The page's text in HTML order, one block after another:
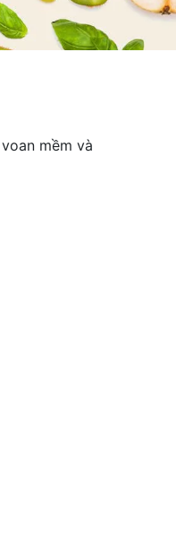
mềm và